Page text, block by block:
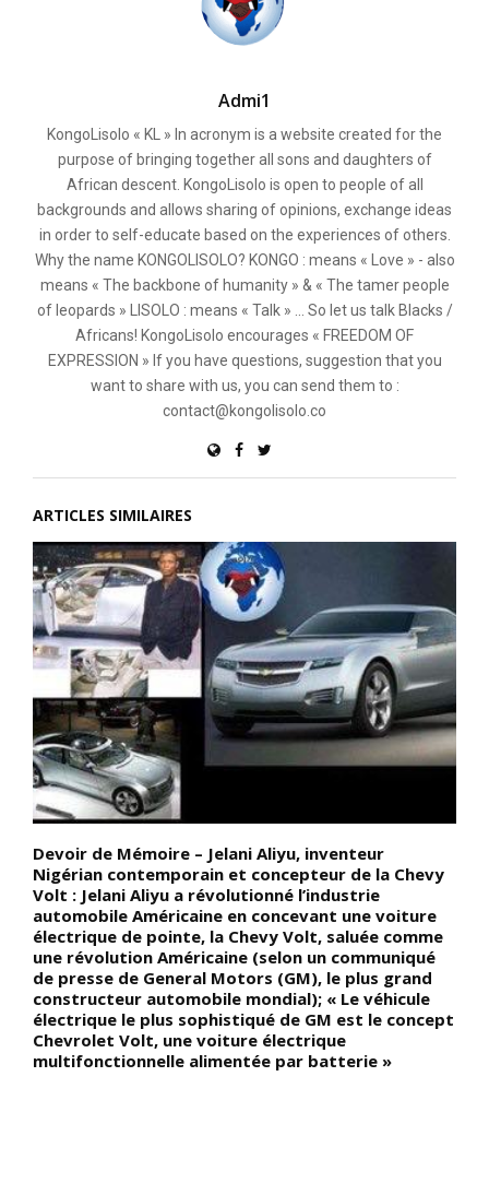
Admi1
KongoLisolo « KL » In acronym is a website created for the
purpose of bringing together all sons and daughters of
African descent. KongoLisolo is open to people of all
backgrounds and allows sharing of opinions, exchange ideas
in order to self-educate based on the experiences of others.
Why the name KONGOLISOLO? KONGO : means « Love » - also
means « The backbone of humanity » & « The tamer people
of leopards » LISOLO : means « Talk » ... So let us talk Blacks /
Africans! KongoLisolo encourages « FREEDOM OF
EXPRESSION » If you have questions, suggestion that you
want to share with us, you can send them to :
contact@kongolisolo.co
ARTICLES SIMILAIRES
Devoir de Mémoire – Jelani Aliyu, inventeur
Nigérian contemporain et concepteur de la Chevy
Volt : Jelani Aliyu a révolutionné l’industrie
automobile Américaine en concevant une voiture
électrique de pointe, la Chevy Volt, saluée comme
une révolution Américaine (selon un communiqué
de presse de General Motors (GM), le plus grand
constructeur automobile mondial); « Le véhicule
électrique le plus sophistiqué de GM est le concept
Chevrolet Volt, une voiture électrique
multifonctionnelle alimentée par batterie »